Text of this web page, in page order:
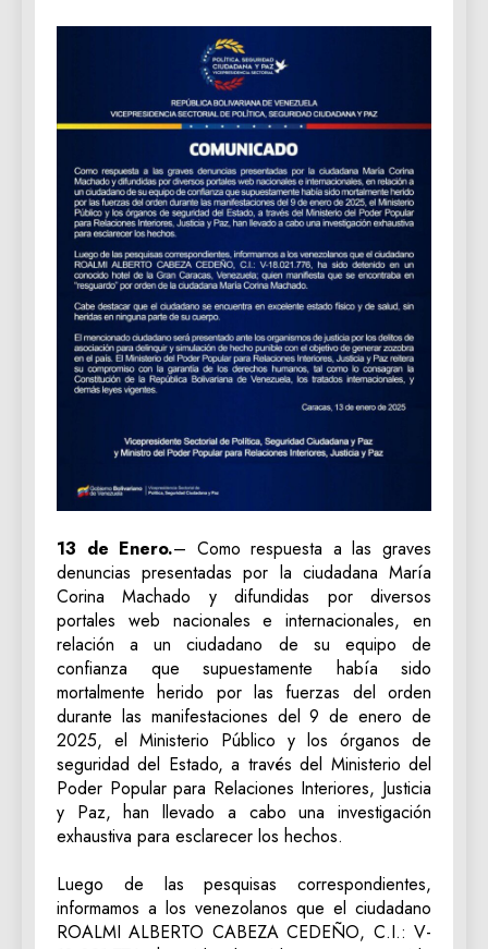
13 de Enero.– Como respuesta a las graves
denuncias presentadas por la ciudadana María
Corina Machado y difundidas por diversos
portales web nacionales e internacionales, en
relación a un ciudadano de su equipo de
confianza que supuestamente había sido
mortalmente herido por las fuerzas del orden
durante las manifestaciones del 9 de enero de
2025, el Ministerio Público y los órganos de
seguridad del Estado, a través del Ministerio del
Poder Popular para Relaciones Interiores, Justicia
y Paz, han llevado a cabo una investigación
exhaustiva para esclarecer los hechos.
Luego de las pesquisas correspondientes,
informamos a los venezolanos que el ciudadano
ROALMI ALBERTO CABEZA CEDEÑO, C.I.: V-